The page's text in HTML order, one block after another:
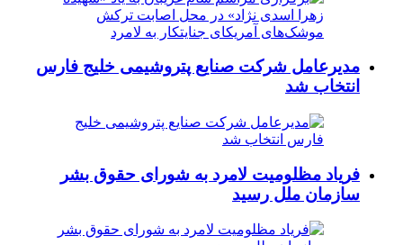
مدیرعامل شرکت صنایع پتروشیمی خلیج فارس
انتخاب شد
فریاد مظلومیت لامرد به شورای حقوق بشر
سازمان ملل رسید